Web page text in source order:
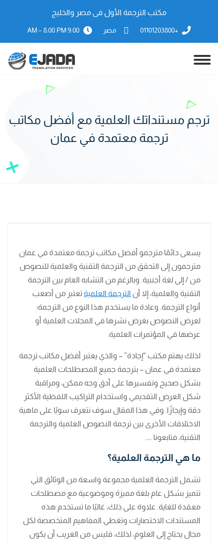
مكتب الترجمة الأول فى مصر والخليج
+01101203800 مصر 9:00 AM – 8:00 PM
ترجم مستنداتك العلمية مع أفضل مكاتب
ترجمة معتمدة في عمان
يسعى دائمًا مترجمو أفضل مكاتب ترجمة معتمدة في عمان
مترجمون إلى التحقق من الترجمة التقنية والعلمية للنصوص
من / إلى لغة أجنبية. وبالرغم من التشابه العام بين الترجمة
التقنية والعلمية، إلا أن الترجمة العلمية تعتبر من أصعب
أنواع الترجمة. وعادة ما يستخدم هذا النوع من الترجمة؛
لعرض النصوص بغرض نشرها في المجلات العلمية أو
عرضها في المؤتمرات العلمية.
لذلك يهتم مكتب “إجادة” – والذي يعتبر أفضل مكاتب ترجمة
معتمدة في عمان – بترجمة جميع المصطلحات العلمية
بشكل صحيح وتفسيرها على أدق وجه ممكن، ومراقبة
شكل العرض التقديمي واستخدام التراكيب اللفظية الأكثر
دقة وإيجازًا. وفي هذا المقال سوف نتعرف سويًا على ماهية
الاختلافات الأخرى بين ترجمة النصوص العلمية والترجمة
التقنية، فتابعونا …..
ما هي الترجمة العلمية؟
تشمل الترجمة العلمية مجموعة واسعة من الوثائق التي
تتميز بشكل عام بلغة مميزة وموضوعية مع مصطلحات
معقدة للغاية. علاوة على ذلك، غالبًا ما تستخدم هذه
المستندات الاختصارات وتغطي المفاهيم المتخصصة لكل
مجال يحتاج إلى العلوم، لذلك، فليس من الغريب أن يكون